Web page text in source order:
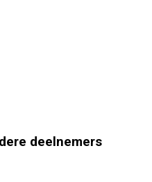
deelnemers